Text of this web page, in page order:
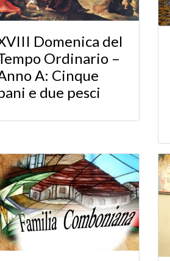
Domenica del
Ordinario –
A: Cinque
e due pesci